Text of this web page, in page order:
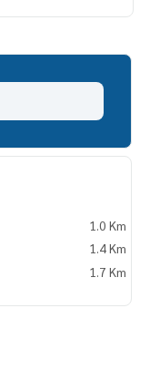
างหน้า)
พ ที่ทำงานกันเป็นร
ทำการตลาดเพื่อหาลู
/รีเจ้นท์ โฮม สุขุมวิท
1.0 Km
1.4 Km
1.7 Km